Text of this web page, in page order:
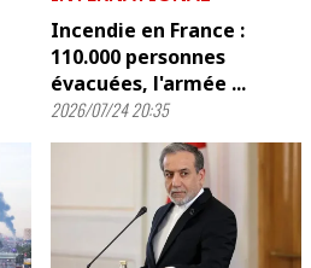
Incendie en France :
110.000 personnes
évacuées, l'armée ...
2026/07/24 20:35